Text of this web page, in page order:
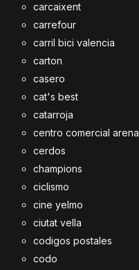
carcaixent
carrefour
carril bici valencia
carton
casero
cat's best
catarroja
centro comercial arena
cerdos
champions
ciclismo
cine yelmo
ciutat vella
codigos postales
codo